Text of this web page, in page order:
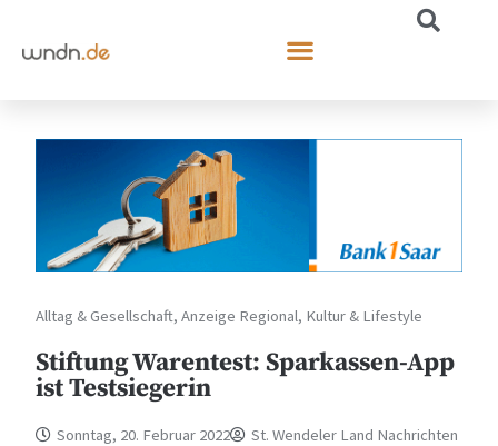
Alltag & Gesellschaft,Anzeige Regional, Kultur & Lifestyle
Stiftung Warentest: Sparkassen-App
ist Testsiegerin
Sonntag, 20. Februar 2022 St. Wendeler Land Nachrichten